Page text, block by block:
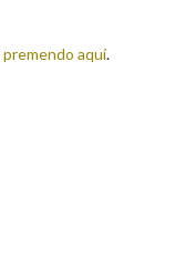
premendo aquí.